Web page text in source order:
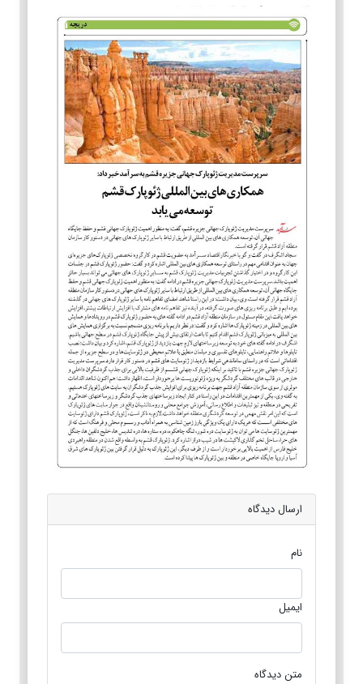
ارسال دیدگاه
نام
ایمیل
متن دیدگاه